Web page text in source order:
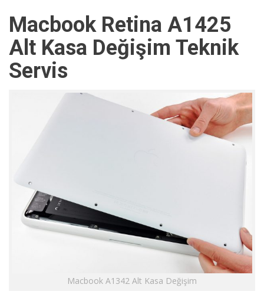
Macbook Retina A1425
Alt Kasa Değişim Teknik
Servis
Macbook A1342 Alt Kasa Değişim